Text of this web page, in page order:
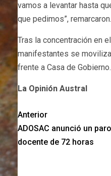
vamos a levantar hasta
que pedimos”, remarcaron.
Tras la concentración en
manifestantes se
frente a Casa de Gobierno.
La Opinión Austral
Anterior
ADOSAC anunció un paro
docente de 72 horas